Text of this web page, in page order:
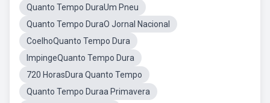
Quanto Tempo DuraUm Pneu
Quanto Tempo DuraO Jornal Nacional
CoelhoQuanto Tempo Dura
ImpingeQuanto Tempo Dura
720 HorasDura Quanto Tempo
Quanto Tempo Duraa Primavera